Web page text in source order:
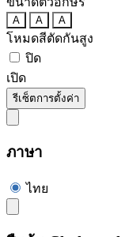
A A A
โหมดสีตัดกันสูง
ปิด
เปิด
รีเซ็ตการตั้งค่า
ภาษา
ไทย